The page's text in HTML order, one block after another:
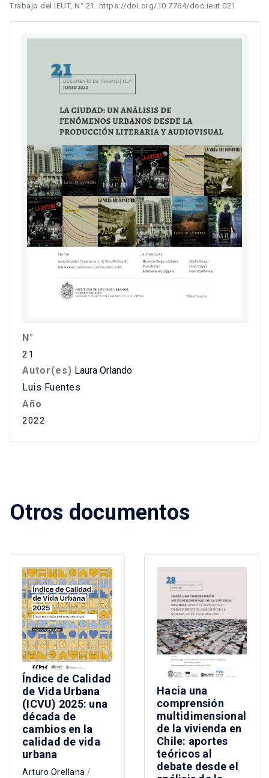
Trabajo del IEUT, N° 21. https://doi.org/10.7764/doc.ieut.021
N°
21
Autor(es) Laura Orlando
Luis Fuentes
Año
2022
Otros documentos
Índice de Calidad
de Vida Urbana
(ICVU) 2025: una
década de
cambios en la
calidad de vida
urbana
Arturo Orellana /
Hacia una
comprensión
multidimensional
de la vivienda en
Chile: aportes
teóricos al
debate desde el